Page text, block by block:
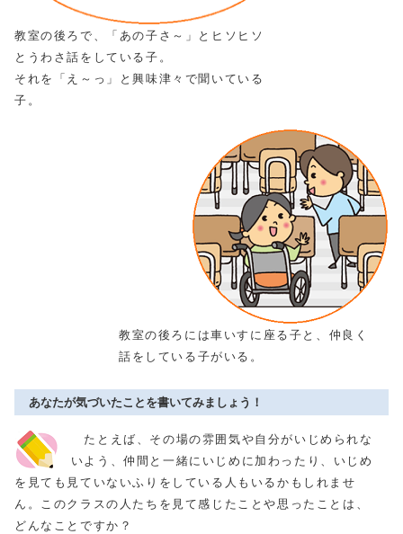
教室の後ろで、「あの子さ～」とヒソヒソ
とうわさ話をしている子。
それを「え～っ」と興味津々で聞いている
子。
教室の後ろには車いすに座る子と、仲良く
話をしている子がいる。
あなたが気づいたことを書いてみましょう！
たとえば、その場の雰囲気や自分がいじめられな
いよう、仲間と一緒にいじめに加わったり、いじめ
を見ても見ていないふりをしている人もいるかもしれませ
ん。このクラスの人たちを見て感じたことや思ったことは、
どんなことですか？